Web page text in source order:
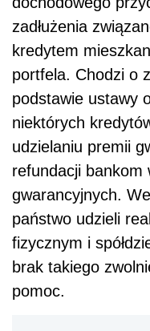
zadłużenia
kredytem
portfela. Chodzi o
podstawie ustawy
niektórych
udzielaniu premii
refundacji bankom
gwarancyjnych.
państwo udzieli
fizycznym i
brak takiego
pomoc.